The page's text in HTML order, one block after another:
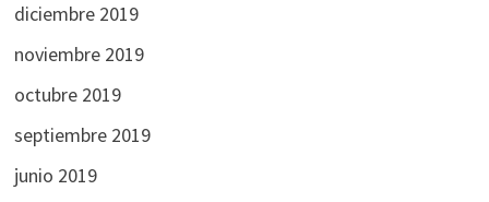
diciembre 2019
noviembre 2019
octubre 2019
septiembre 2019
junio 2019